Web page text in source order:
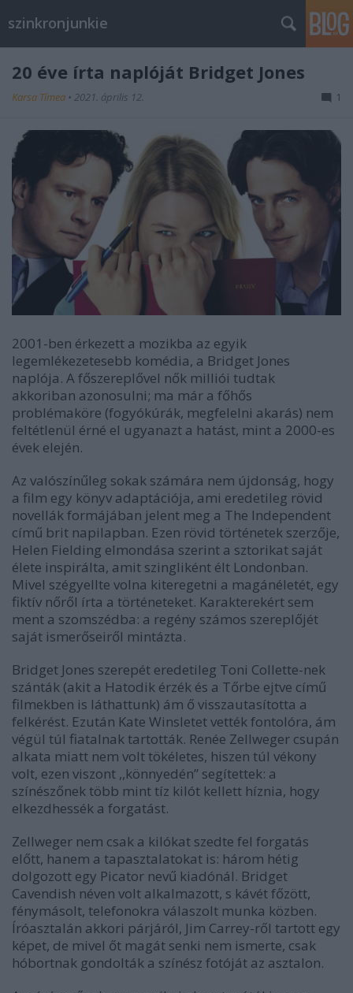
szinkronjunkie
20 éve írta naplóját Bridget Jones
Karsa Tímea • 2021. április 12. 1
2001-ben érkezett a mozikba az egyik
legemlékezetesebb komédia, a Bridget Jones
naplója. A főszereplővel nők milliói tudtak
akkoriban azonosulni; ma már a főhős
problémaköre (fogyókúrák, megfelelni akarás) nem
feltétlenül érné el ugyanazt a hatást, mint a 2000-es
évek elején.
Az valószínűleg sokak számára nem újdonság, hogy
a film egy könyv adaptációja, ami eredetileg rövid
novellák formájában jelent meg a The Independent
című brit napilapban. Ezen rövid történetek szerzője,
Helen Fielding elmondása szerint a sztorikat saját
élete inspirálta, amit szingliként élt Londonban.
Mivel szégyellte volna kiteregetni a magánéletét, egy
fiktív nőről írta a történeteket. Karakterekért sem
ment a szomszédba: a regény számos szereplőjét
saját ismerőseiről mintázta.
Bridget Jones szerepét eredetileg Toni Collette-nek
szánták (akit a Hatodik érzék és a Tőrbe ejtve című
filmekben is láthattunk) ám ő visszautasította a
felkérést. Ezután Kate Winsletet vették fontolóra, ám
végül túl fiatalnak tartották. Renée Zellweger csupán
alkata miatt nem volt tökéletes, hiszen túl vékony
volt, ezen viszont ,,könnyedén” segítettek: a
színészőnek több mint tíz kilót kellett híznia, hogy
elkezdhessék a forgatást.
Zellweger nem csak a kilókat szedte fel forgatás
előtt, hanem a tapasztalatokat is: három hétig
dolgozott egy Picator nevű kiadónál. Bridget
Cavendish néven volt alkalmazott, s kávét főzött,
fénymásolt, telefonokra válaszolt munka közben.
Íróasztalán akkori párjáról, Jim Carrey-ről tartott egy
képet, de mivel őt magát senki nem ismerte, csak
hóbortnak gondolták a színész fotóját az asztalon.